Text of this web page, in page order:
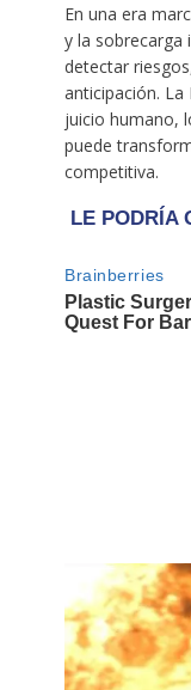
En una era
y la sobrecarga
detectar
anticipación. La
juicio humano,
puede
competitiva.